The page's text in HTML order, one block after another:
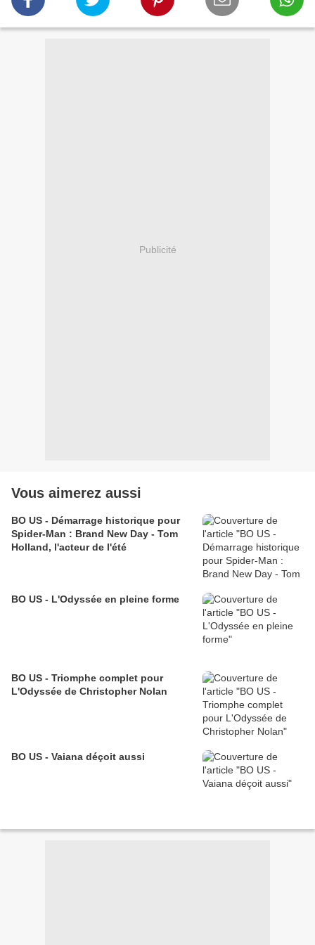
Publicité
Vous aimerez aussi
BO US - Démarrage historique pour
Spider-Man : Brand New Day - Tom
Holland, l'acteur de l'été
BO US - L'Odyssée en pleine forme
BO US - Triomphe complet pour
L'Odyssée de Christopher Nolan
BO US - Vaiana déçoit aussi